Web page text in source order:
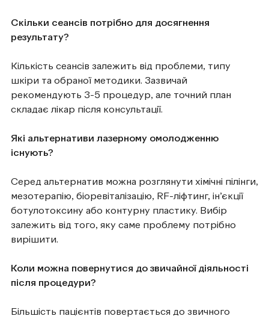
Скільки сеансів потрібно для досягнення
результату?
Кількість сеансів залежить від проблеми, типу
шкіри та обраної методики. Зазвичай
рекомендують 3-5 процедур, але точний план
складає лікар після консультації.
Які альтернативи лазерному омолодженню
існують?
Серед альтернатив можна розглянути хімічні пілінги,
мезотерапію, біоревіталізацію, RF-ліфтинг, ін’єкції
ботулотоксину або контурну пластику. Вибір
залежить від того, яку саме проблему потрібно
вирішити.
Коли можна повернутися до звичайної діяльності
після процедури?
Більшість пацієнтів повертається до звичного